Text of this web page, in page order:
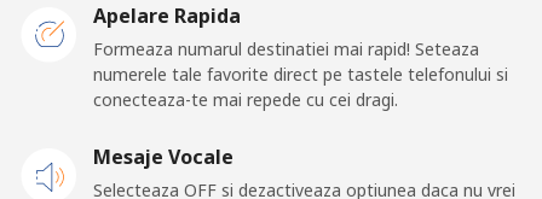
fix
⁦2¢⁩ 500 min pentru ⁦$10⁩ ⁦8¢⁩
Apelare Rapida
Formeaza numarul destinatiei mai rapid! Seteaza
numerele tale favorite direct pe tastele telefonului si
conecteaza-te mai repede cu cei dragi.
Mesaje Vocale
Selecteaza OFF si dezactiveaza optiunea daca nu vrei